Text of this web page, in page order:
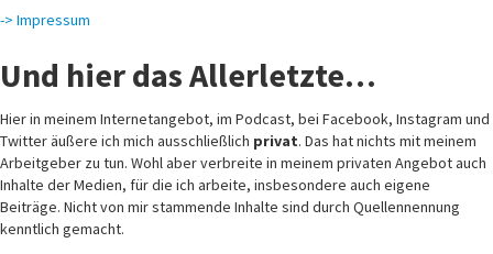
-> Impressum
Und hier das Allerletzte…
Hier in meinem Internetangebot, im Podcast, bei Facebook, Instagram und
Twitter äußere ich mich ausschließlich privat. Das hat nichts mit meinem
Arbeitgeber zu tun. Wohl aber verbreite in meinem privaten Angebot auch
Inhalte der Medien, für die ich arbeite, insbesondere auch eigene
Beiträge. Nicht von mir stammende Inhalte sind durch Quellennennung
kenntlich gemacht.